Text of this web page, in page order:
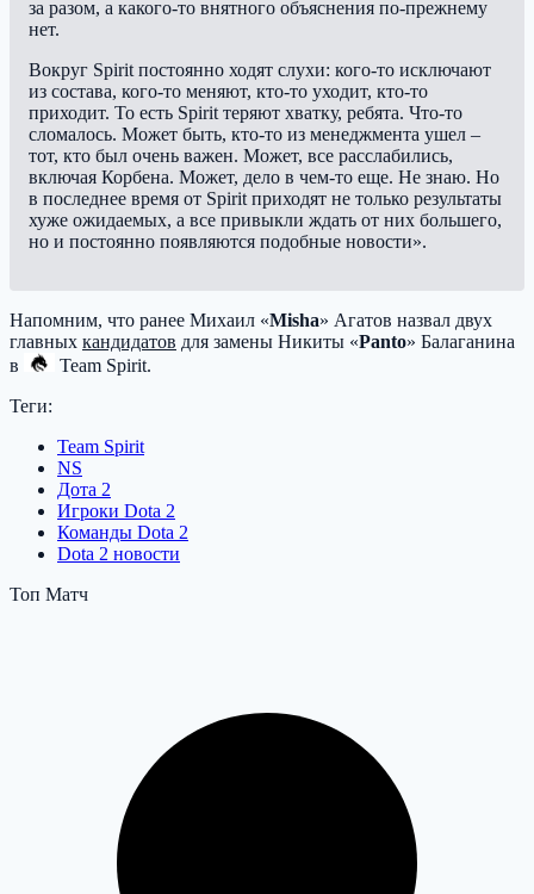
за разом, а какого‑то внятного объяснения по‑прежнему
нет.
Вокруг Spirit постоянно ходят слухи: кого‑то исключают
из состава, кого‑то меняют, кто‑то уходит, кто‑то
приходит. То есть Spirit теряют хватку, ребята. Что‑то
сломалось. Может быть, кто‑то из менеджмента ушел –
тот, кто был очень важен. Может, все расслабились,
включая Корбена. Может, дело в чем‑то еще. Не знаю. Но
в последнее время от Spirit приходят не только результаты
хуже ожидаемых, а все привыкли ждать от них большего,
но и постоянно появляются подобные новости».
Напомним, что ранее Михаил «Misha» Агатов назвал двух
главных кандидатов для замены Никиты «Panto» Балаганина
в
Team Spirit.
Теги:
Team Spirit
NS
Дота 2
Игроки Dota 2
Команды Dota 2
Dota 2 новости
Топ Матч